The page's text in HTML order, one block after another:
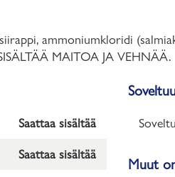
ammoniumkloridi
MAITOA JA VEHNÄÄ.
Saattaa sisältää
Saattaa sisältää
Muut